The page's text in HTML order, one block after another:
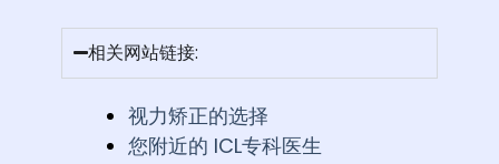
相关网站链接:
视力矫正的选择
您附近的 ICL专科医生